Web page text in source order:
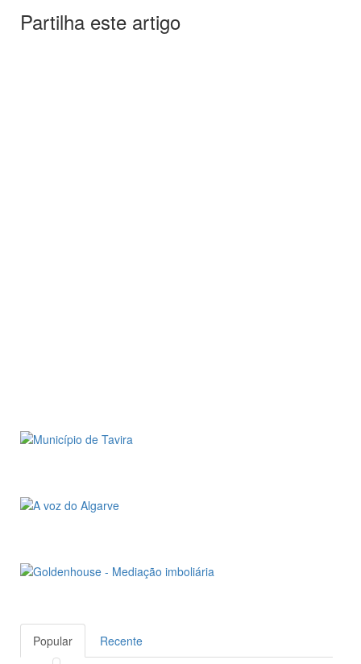
Partilha este artigo
Popular Recente